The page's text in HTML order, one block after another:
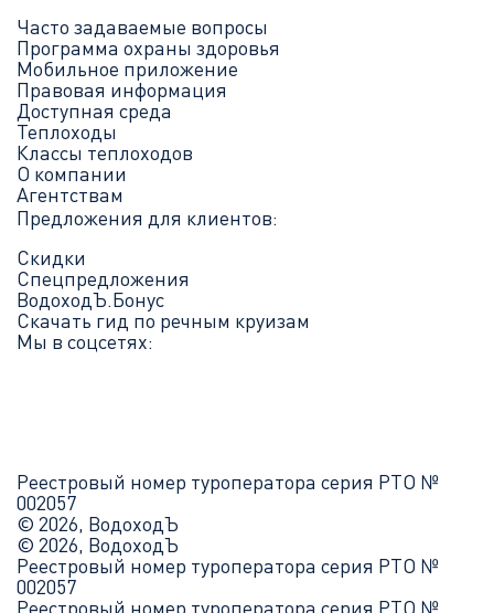
Часто задаваемые вопросы
Программа охраны здоровья
Мобильное приложение
Правовая информация
Доступная среда
Теплоходы
Классы теплоходов
О компании
Агентствам
Предложения для клиентов:
Скидки
Спецпредложения
ВодоходЪ.Бонус
Скачать гид по речным круизам
Мы в соцсетях:
Реестровый номер туроператора серия РТО №
002057
© 2026, ВодоходЪ
© 2026, ВодоходЪ
Реестровый номер туроператора серия РТО №
002057
Реестровый номер туроператора серия РТО №